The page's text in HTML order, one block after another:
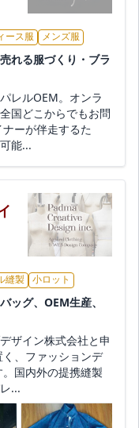
ース服 メンズ服
れる服づくり・ブラ
レルOEM。オンラ
国どこからでもお問
ーが伴走するた
能...
縫製 小ロット
ッグ、OEM生産、
ザイン株式会社と申
、ファッションデ
国内外の提携縫製
...